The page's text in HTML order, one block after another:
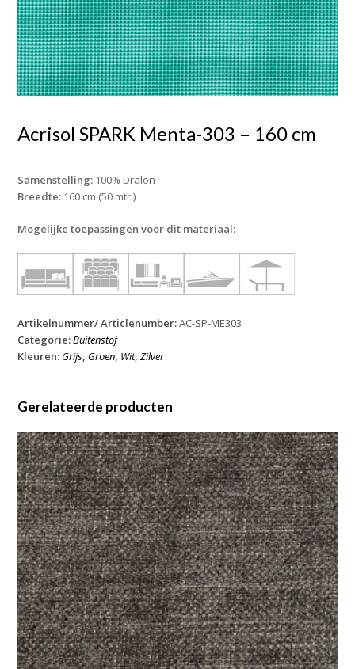
Acrisol SPARK Menta-303 – 160 cm
Samenstelling: 100% Dralon
Breedte: 160 cm (50 mtr.)
Mogelijke toepassingen voor dit materiaal:
Artikelnummer/ Articlenumber:AC-SP-ME303
Categorie:Buitenstof
Kleuren: Grijs, Groen, Wit,Zilver
Gerelateerde producten